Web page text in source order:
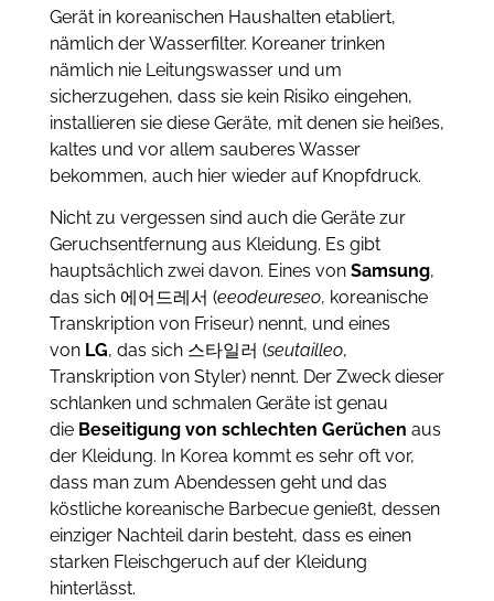
Gerät in koreanischen Haushalten etabliert,
nämlich der Wasserfilter. Koreaner trinken
nämlich nie Leitungswasser und um
sicherzugehen, dass sie kein Risiko eingehen,
installieren sie diese Geräte, mit denen sie heißes,
kaltes und vor allem sauberes Wasser
bekommen, auch hier wieder auf Knopfdruck.
Nicht zu vergessen sind auch die Geräte zur
Geruchsentfernung aus Kleidung. Es gibt
hauptsächlich zwei davon. Eines von Samsung,
das sich 에어드레서 (eeodeureseo, koreanische
Transkription von Friseur) nennt, und eines
von LG, das sich 스타일러 (seutailleo,
Transkription von Styler) nennt. Der Zweck dieser
schlanken und schmalen Geräte ist genau
die Beseitigung von schlechten Gerüchen aus
der Kleidung. In Korea kommt es sehr oft vor,
dass man zum Abendessen geht und das
köstliche koreanische Barbecue genießt, dessen
einziger Nachteil darin besteht, dass es einen
starken Fleischgeruch auf der Kleidung
hinterlässt.